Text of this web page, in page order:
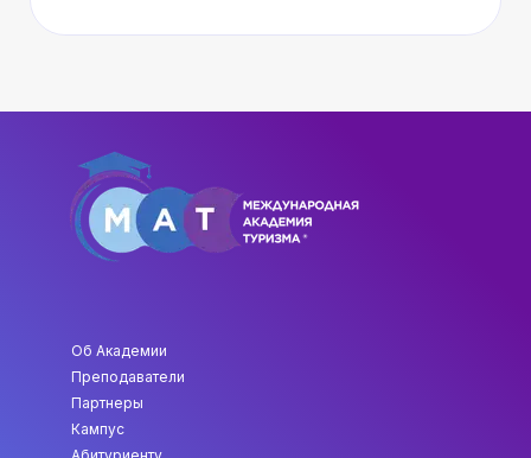
Об Академии
Преподаватели
Партнеры
Кампус